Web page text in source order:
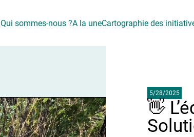
Qui sommes-nous ?A la uneCartographie des
5/28/2025
👋